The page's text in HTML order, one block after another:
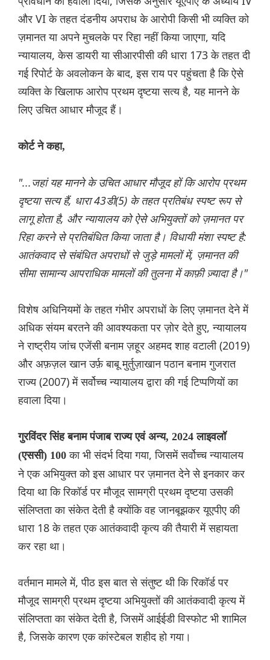
और VI के तहत दंडनीय अपराध के आरोपी किसी भी व्यक्ति को
ज़मानत या अपने मुचलके पर रिहा नहीं किया जाएगा, यदि
न्यायालय, केस डायरी या सीआरपीसी की धारा 173 के तहत दी
गई रिपोर्ट के अवलोकन के बाद, इस राय पर पहुंचता है कि ऐसे
व्यक्ति के खिलाफ आरोप प्रथम दृष्टया सत्य है, यह मानने के
लिए उचित आधार मौजूद हैं।
कोर्ट ने कहा,
"...जहां यह मानने के उचित आधार मौजूद हों कि आरोप प्रथम
दृष्टया सत्य हैं, धारा 43डी(5) के तहत प्रतिबंध स्पष्ट रूप से
लागू होता है, और न्यायालय को ऐसे अभियुक्तों को ज़मानत पर
रिहा करने से प्रतिबंधित किया जाता है। विधायी मंशा स्पष्ट है:
आतंकवाद से संबंधित अपराधों से जुड़े मामलों में, ज़मानत की
सीमा सामान्य आपराधिक मामलों की तुलना में काफ़ी ज़्यादा है।"
विशेष अधिनियमों के तहत गंभीर अपराधों के लिए ज़मानत देने में
अधिक संयम बरतने की आवश्यकता पर ज़ोर देते हुए, न्यायालय
ने राष्ट्रीय जांच एजेंसी बनाम ज़हूर अहमद शाह वटाली (2019)
और अफ़ज़ल खान उर्फ़ बाबू मुर्तुज़ाखान पठान बनाम गुजरात
राज्य (2007) में सर्वोच्च न्यायालय द्वारा की गई टिप्पणियों का
हवाला दिया।
गुरविंदर सिंह बनाम पंजाब राज्य एवं अन्य, 2024 लाइवलॉ
(एससी) 100का भी संदर्भ दिया गया, जिसमें सर्वोच्च न्यायालय
ने एक अभियुक्त को इस आधार पर ज़मानत देने से इनकार कर
दिया था कि रिकॉर्ड पर मौजूद सामग्री प्रथम दृष्टया उसकी
संलिप्तता का संकेत देती है क्योंकि वह जानबूझकर यूएपीए की
धारा 18 के तहत एक आतंकवादी कृत्य की तैयारी में सहायता
कर रहा था।
वर्तमान मामले में, पीठ इस बात से संतुष्ट थी कि रिकॉर्ड पर
मौजूद सामग्री प्रथम दृष्टया अभियुक्तों की आतंकवादी कृत्य में
संलिप्तता का संकेत देती है, जिसमें आईईडी विस्फोट भी शामिल
है, जिसके कारण एक कांस्टेबल शहीद हो गया।